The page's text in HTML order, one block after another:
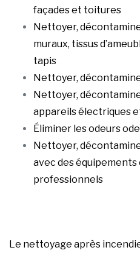
façades et toitures
Nettoyer,
muraux, tissus
tapis
Nettoyer,
Nettoyer,
appareils électriques
Éliminer les odeurs
Nettoyer,
avec des
professionnels
Le nettoyage après